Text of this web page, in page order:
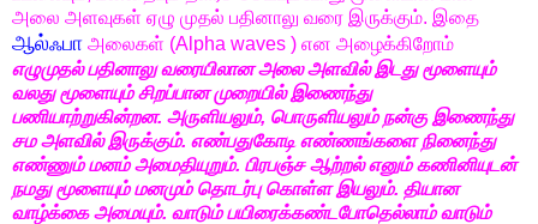
அலை அளவுகள் ஏழு முதல் பதினாலு வரை இருக்கும். இதை
ஆல்ஃபா அலைகள் (Alpha waves ) என அழைக்கிறோம்
எழுமுதல் பதினாலு வரையிலான அலை அளவில் இடது மூளையும்
வலது மூளையும் சிறப்பான முறையில் இணைந்து
பணியாற்றுகின்றன. அருளியலும், பொருளியலும் நன்கு இணைந்து
சம அளவில் இருக்கும். எண்பதுகோடி எண்ணங்களை நினைந்து
எண்ணும் மனம் அமைதியுறும். பிரபஞ்ச ஆற்றல் எனும் கணினியுடன்
நமது மூளையும் மனமும் தொடர்பு கொள்ள இயலும். தியான
வாழ்க்கை அமையும். வாடும் பயிரைக்கண்டபோதெல்லாம் வாடும்